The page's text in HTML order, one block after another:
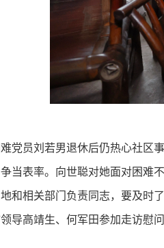
员刘若男退休后仍热心社区事
当表率。向世聪对她面对困难
和相关部门负责同志，要及时
高靖生、何军田参加走访慰问